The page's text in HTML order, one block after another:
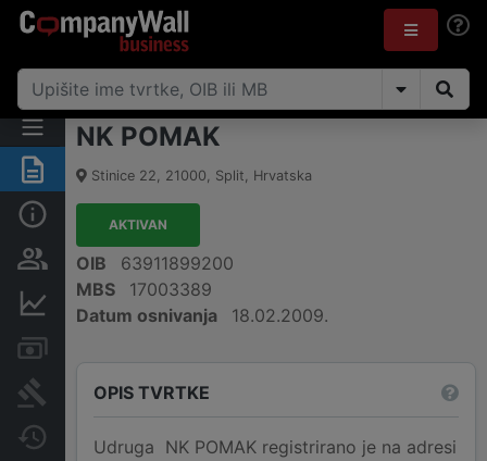
Sažetak
Osobe i vlasništvo
Sudske objave
Javne nabavke
NK POMAK
Stinice 22, 21000, Split, Hrvatska
AKTIVAN
OIB
63911899200
MBS
17003389
Datum osnivanja
18.02.2009.
OPIS TVRTKE
Udruga NK POMAK registrirano je na adresi